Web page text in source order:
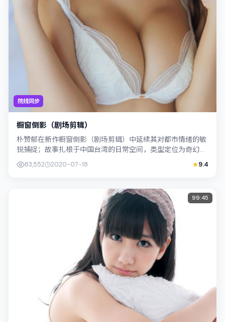
院线同步
橱窗倒影（剧场剪辑）
朴赞郁在新作橱窗倒影（剧场剪辑）中延续其对都市情绪的敏
锐捕捉；故事扎根于中国台湾的日常空间，类型定位为奇幻。
主演桥本爱、河正宇以克制表演撑起情感...
83,552 2020-07-18 9.4
99:45